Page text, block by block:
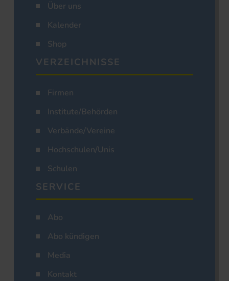
Über uns
Kalender
Shop
VERZEICHNISSE
Firmen
Institute/Behörden
Verbände/Vereine
Hochschulen/Unis
Schulen
SERVICE
Abo
Abo kündigen
Media
Kontakt